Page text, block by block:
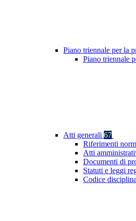
Piano triennale per la
Piano triennale
Atti generali 67
Riferimenti
Atti
Documenti di
Statuti e leggi
Codice